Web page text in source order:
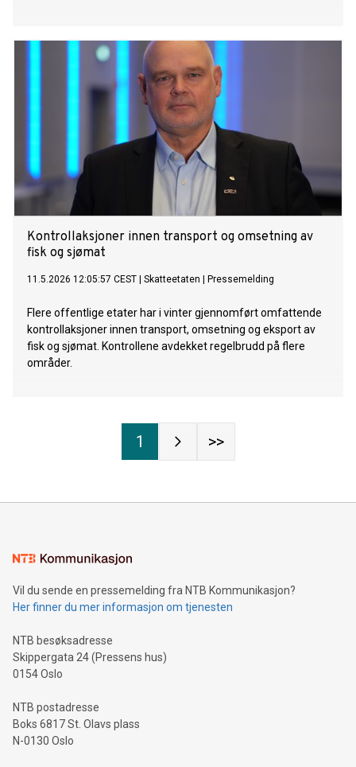
Kontrollaksjoner innen transport og omsetning av
fisk og sjømat
11.5.2026 12:05:57 CEST Skatteetaten Pressemelding
Flere offentlige etater har i vinter gjennomført omfattende
kontrollaksjoner innen transport, omsetning og eksport av
fisk og sjømat. Kontrollene avdekket regelbrudd på flere
områder.
1 >>
Vil du sende en pressemelding fra NTB Kommunikasjon?
Her finner du mer informasjon om tjenesten
NTB besøksadresse
Skippergata 24 (Pressens hus)
0154 Oslo
NTB postadresse
Boks 6817 St. Olavs plass
N-0130 Oslo